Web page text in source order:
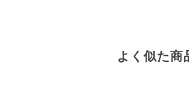
よく似た商